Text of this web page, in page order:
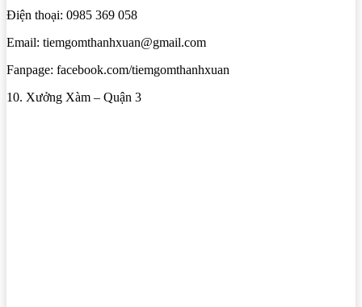
Điện thoại: 0985 369 058
Email: tiemgomthanhxuan@gmail.com
Fanpage: facebook.com/tiemgomthanhxuan
10. Xưởng Xàm – Quận 3